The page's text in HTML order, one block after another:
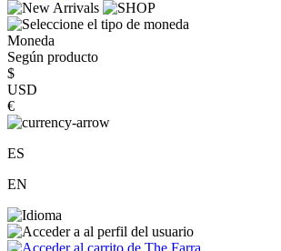
Moneda
Según producto
$
USD
€
ES
EN